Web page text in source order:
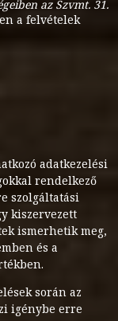
az Szvmt. 31.
a felvételek
adatkezelési
rendelkező
szolgáltatási
kiszervezett
ismerhetik meg,
és a
során az
igénybe erre